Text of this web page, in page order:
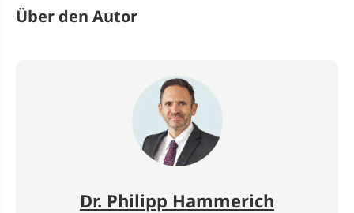
Über den Autor
Dr. Philipp Hammerich